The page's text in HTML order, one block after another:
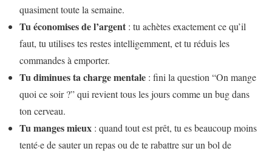
quasiment toute la semaine.
Tu économises de l’argent : tu achètes exactement ce qu’il
faut, tu utilises tes restes intelligemment, et tu réduis les
commandes à emporter.
Tu diminues ta charge mentale : fini la question “On mange
quoi ce soir ?” qui revient tous les jours comme un bug dans
ton cerveau.
Tu manges mieux : quand tout est prêt, tu es beaucoup moins
tenté·e de sauter un repas ou de te rabattre sur un bol de